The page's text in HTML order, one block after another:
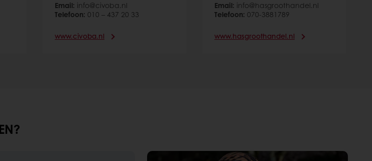
Email: info@civoba.nl
Telefoon: 010 – 437 20 33
www.civoba.nl
Email: info@hasgroothandel.nl
Telefoon: 070-3881789
www.hasgroothandel.nl